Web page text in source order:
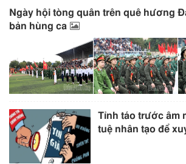
Ngày hội tòng quân trên quê hương
bản hùng ca
Tỉnh táo trước âm
tuệ nhân tạo để